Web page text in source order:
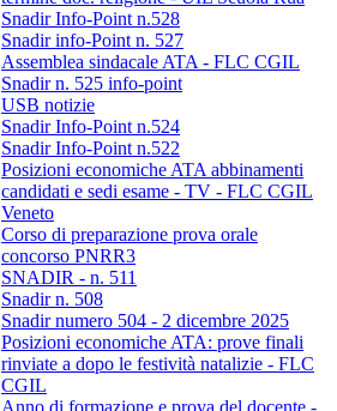
Snadir Info-Point n.528
Snadir info-Point n. 527
Assemblea sindacale ATA - FLC CGIL
Snadir n. 525 info-point
USB notizie
Snadir Info-Point n.524
Snadir Info-Point n.522
Posizioni economiche ATA abbinamenti
candidati e sedi esame - TV - FLC CGIL
Veneto
Corso di preparazione prova orale
concorso PNRR3
SNADIR - n. 511
Snadir n. 508
Snadir numero 504 - 2 dicembre 2025
Posizioni economiche ATA: prove finali
rinviate a dopo le festività natalizie - FLC
CGIL